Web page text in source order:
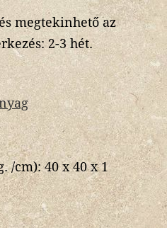
megtekinhető az
2-3 hét.
/cm):40 x 40 x 1